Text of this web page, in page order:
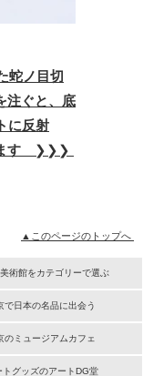
蛇ノ目切
注ぐと、底
に反射
す ❯❯❯
▲このページのトップへ
術館をカテゴリーで選ぶ
で日本の名品に出会う
のミュージアムカフェ
トグッズのアートDG堂